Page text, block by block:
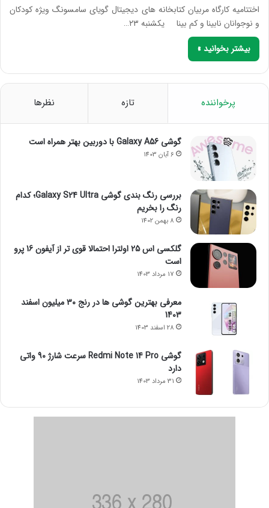
اختتامیه کارگاه مربیان کتابخانه های دیجیتال گویای سامسونگ ویژه کودکان
و نوجوانان نابینا و کم بینا یکشنبه ۲۳…
بیشتر بخوانید »
پرخواننده تازه نظرها
گوشی Galaxy A56 با دوربین بهتر همراه است
6 آبان 1403
بررسی رنگ بندی گوشی Galaxy S24 Ultra؛ کدام
رنگ را بخریم
8 بهمن 1402
گلکسی اس 25 اولترا احتمالا قوی تر از آیفون 16 پرو
است
17 مرداد 1403
معرفی بهترین گوشی ها در رنج ۳۰ میلیون اسفند
1403
28 اسفند 1403
گوشی Redmi Note 14 Pro سرعت شارژ 90 واتی
دارد
31 مرداد 1403